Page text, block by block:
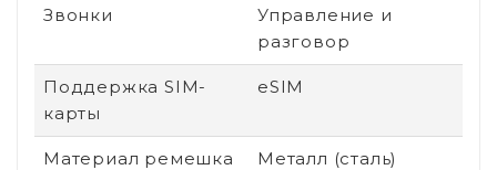
Звонки
Управление и
разговор
Поддержка SIM-
карты
eSIM
Материал ремешка Металл (сталь)